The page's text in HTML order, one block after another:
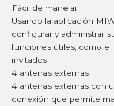
Fácil de manejar
Usando la aplicación
configurar y administrar
funciones útiles, como
invitados.
4 antenas externas
4 antenas externas con
conexión que permite